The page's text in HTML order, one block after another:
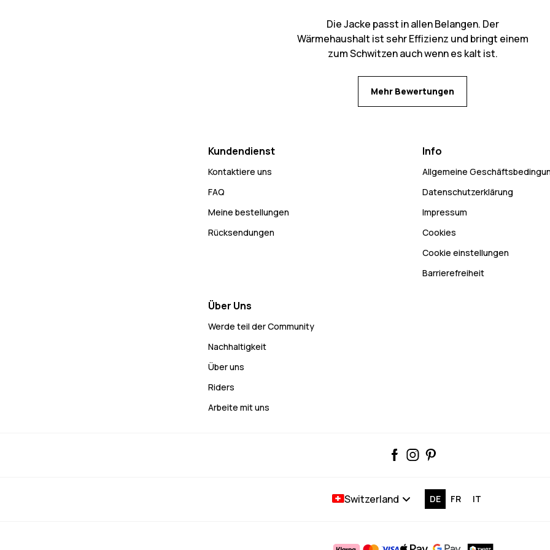
Die Jacke passt in allen Belangen. Der
Wärmehaushalt ist sehr Effizienz und bringt einem
zum Schwitzen auch wenn es kalt ist.
Mehr Bewertungen
Kundendienst
Kontaktiere uns
FAQ
Meine bestellungen
Rücksendungen
Info
Allgemeine
Datenschutzerklärung
Impressum
Cookies
Cookie einstellungen
Barrierefreiheit
Über Uns
Werde teil der Community
Nachhaltigkeit
Über uns
Riders
Arbeite mit uns
DE FR IT
Switzerland